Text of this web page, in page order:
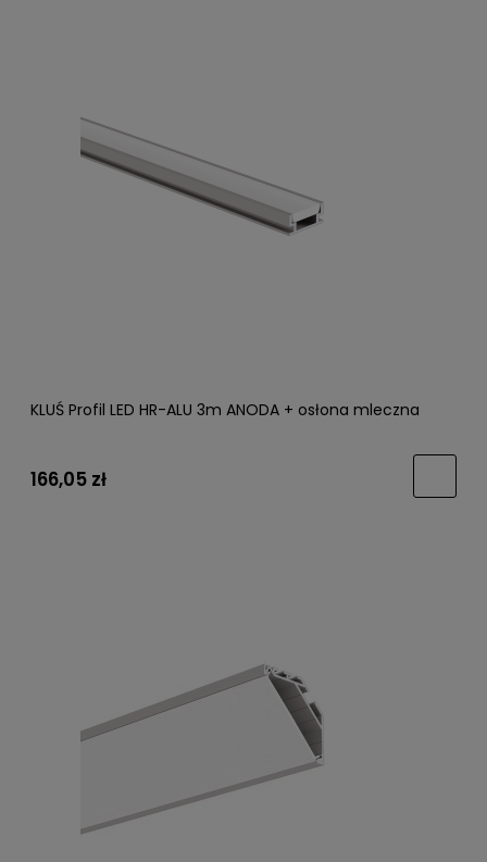
KLUŚ Profil LED HR-ALU 3m ANODA + osłona mleczna
166,05 zł